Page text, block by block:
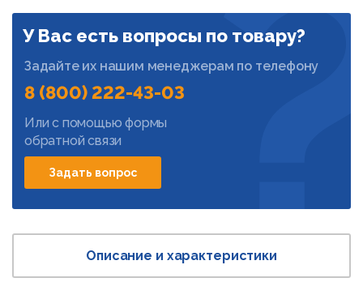
У Вас есть вопросы по товару?
Задайте их нашим менеджерам по телефону
8 (800) 222-43-03
Или с помощью формы
обратной связи
Задать вопрос
Описание и характеристики